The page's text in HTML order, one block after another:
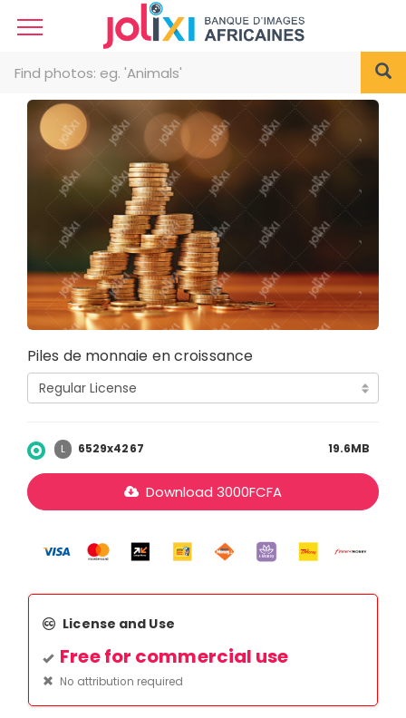
Piles de monnaie en croissance
L 6529x4267 19.6MB
Download 3000FCFA
License and Use
Free for commercial use
No attribution required